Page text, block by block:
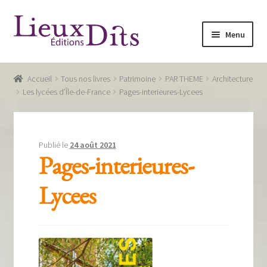
Aller
à
navigation
Aller
au
Menu
Accueil
Commande
Conditions générales de vente
Glossaire
Mentions légales / Données personnelles
Mon compte
Recevoir notre newsletter
Accueil Tous nos livres Patrimoine PAR THEME
Architecture
Les lycées d’Île-de-France
Pages-interieures-Lycees
Publié le 24 août 2021
Pages-interieures-
Lycees